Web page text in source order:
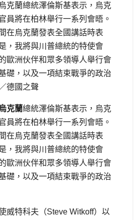
克蘭總統澤倫斯基表示，烏克
員將在柏林舉行一系列會晤。
在烏克蘭發表全國講話時表
，我將與川普總統的特使會
歐洲伙伴和眾多領導人舉行會
礎，以及一項結束戰爭的政治
德國之聲
烏克蘭總統澤倫斯基表示，烏克
員將在柏林舉行一系列會晤。
在烏克蘭發表全國講話時表
，我將與川普總統的特使會
歐洲伙伴和眾多領導人舉行會
礎，以及一項結束戰爭的政治
威特科夫（Steve Witkoff）以